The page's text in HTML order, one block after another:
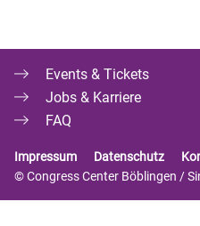
Events & Tickets
Jobs & Karriere
FAQ
Impressum Datenschutz
© Congress Center Böblingen /